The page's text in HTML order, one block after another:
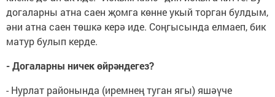
догаларны атна саен җомга көнне укый торган булдым,
әни атна саен төшкә керә иде. Соңгысында елмаеп, бик
матур булып керде.
- Догаларны ничек өйрәндегез?
- Нурлат районында (иремнең туган ягы) яшәүче